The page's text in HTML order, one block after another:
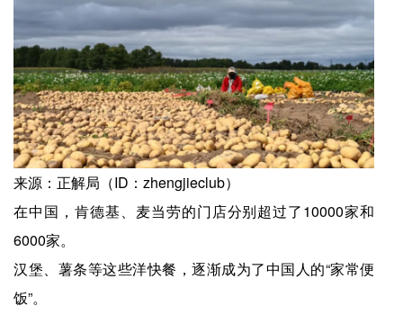
来源：正解局（ID：zhengjieclub）
在中国，肯德基、麦当劳的门店分别超过了10000家和
6000家。
汉堡、薯条等这些洋快餐，逐渐成为了中国人的“家常便
饭”。